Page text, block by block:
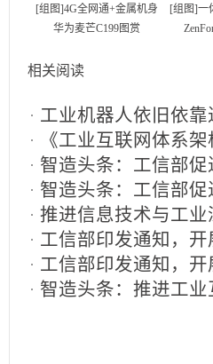
[组图]4G全网通+金属机身
华为麦芒C199图赏
[组图]一
相关阅读
工业机器人依旧依
《工业互联网体系
学起来 2019-11-07
智造头条：工信部
“领跑者” 2019-11-06
智造头条：工信部
“领跑者” 2019-11-05
推进信息技术与工
工信部印发通知，
作 2019-11-04
工信部印发通知，
作 2019-11-04
智造头条：推进工